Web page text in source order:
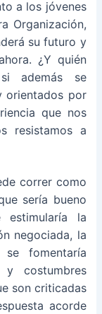
a los jóvenes
Organización,
su futuro y
¿Y quién
además se
orientados por
que nos
resistamos a
correr como
sería bueno
la
negociada, la
fomentaría
costumbres
son criticadas
acorde